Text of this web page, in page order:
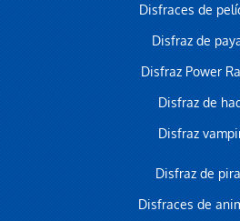
Disfraces de
Disfraz de
Disfraz Power
Disfraz de
Disfraz
Disfraz de
Disfraces de